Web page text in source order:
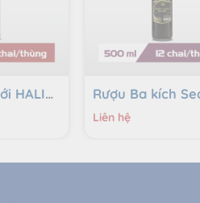
Rượu Nếp Mới HALICO nồng độ 30% HALICO chai 500ml không kèm hộp
Liên hệ